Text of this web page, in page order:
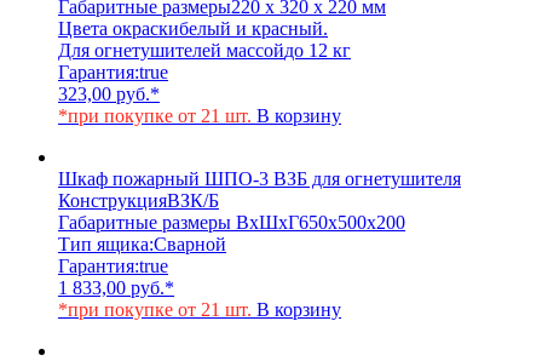
Габаритные размеры220 х 320 х 220 мм
Цвета окраскибелый и красный.
Для огнетушителей массойдо 12 кг
Гарантия:true
323,00 руб.*
*при покупке от 21 шт. В корзину
Шкаф пожарный ШПО-3 ВЗБ для огнетушителя
КонструкцияВЗК/Б
Габаритные размеры ВхШхГ650х500х200
Тип ящика:Сварной
Гарантия:true
1 833,00 руб.*
*при покупке от 21 шт. В корзину